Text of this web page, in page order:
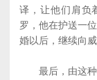
译，让他们肩负
罗，他在护送一
婚以后，继续向威
最后，由这种